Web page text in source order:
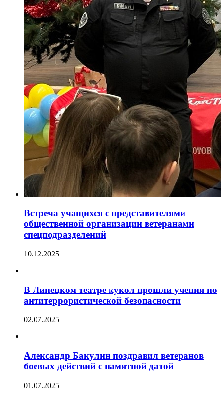
Встреча учащихся с представителями
общественной организации ветеранами
спецподразделений
10.12.2025
В Липецком театре кукол прошли учения по
антитеррористической безопасности
02.07.2025
Александр Бакулин поздравил ветеранов
боевых действий с памятной датой
01.07.2025